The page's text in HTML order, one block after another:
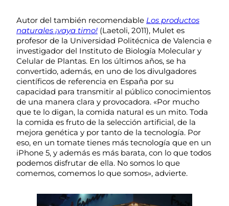
Autor del también recomendable Los productos
naturales ¡vaya timo! (Laetoli, 2011), Mulet es
profesor de la Universidad Politécnica de Valencia e
investigador del Instituto de Biología Molecular y
Celular de Plantas. En los últimos años, se ha
convertido, además, en uno de los divulgadores
científicos de referencia en España por su
capacidad para transmitir al público conocimientos
de una manera clara y provocadora. «Por mucho
que te lo digan, la comida natural es un mito. Toda
la comida es fruto de la selección artificial, de la
mejora genética y por tanto de la tecnología. Por
eso, en un tomate tienes más tecnología que en un
iPhone 5, y además es más barata, con lo que todos
podemos disfrutar de ella. No somos lo que
comemos, comemos lo que somos», advierte.